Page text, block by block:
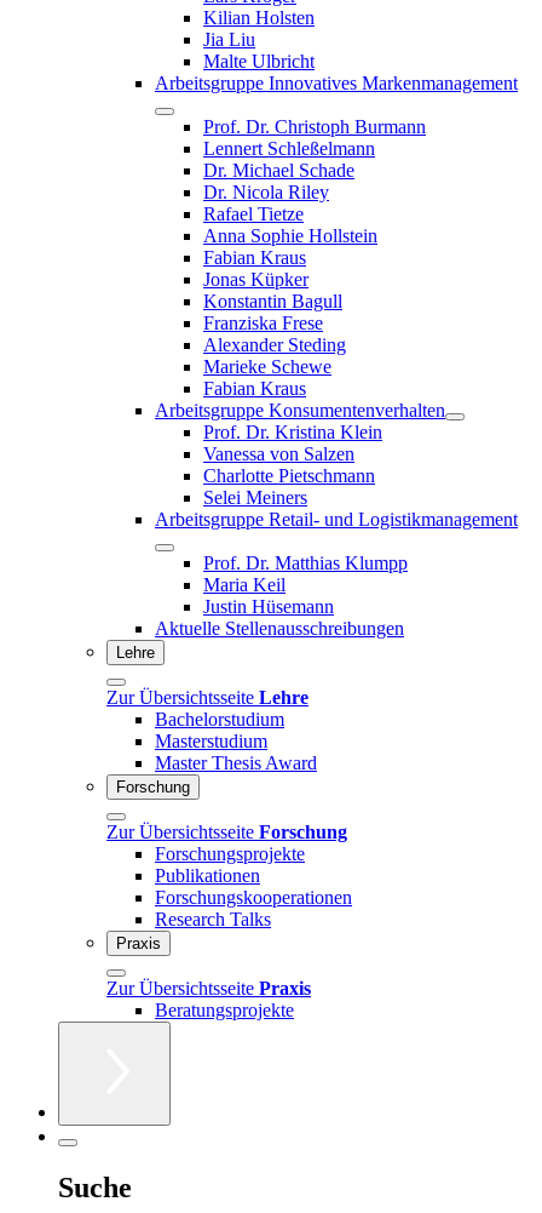
Kilian Holsten
Jia Liu
Malte Ulbricht
Arbeitsgruppe Innovatives Markenmanagement
Prof. Dr. Christoph Burmann
Lennert Schleßelmann
Dr. Michael Schade
Dr. Nicola Riley
Rafael Tietze
Anna Sophie Hollstein
Fabian Kraus
Jonas Küpker
Konstantin Bagull
Franziska Frese
Alexander Steding
Marieke Schewe
Fabian Kraus
Arbeitsgruppe Konsumentenverhalten
Prof. Dr. Kristina Klein
Vanessa von Salzen
Charlotte Pietschmann
Selei Meiners
Arbeitsgruppe Retail- und Logistikmanagement
Prof. Dr. Matthias Klumpp
Maria Keil
Justin Hüsemann
Aktuelle Stellenausschreibungen
Lehre
Zur Übersichtsseite Lehre
Bachelorstudium
Masterstudium
Master Thesis Award
Forschung
Zur Übersichtsseite Forschung
Forschungsprojekte
Publikationen
Forschungskooperationen
Research Talks
Praxis
Zur Übersichtsseite Praxis
Beratungsprojekte
Suche